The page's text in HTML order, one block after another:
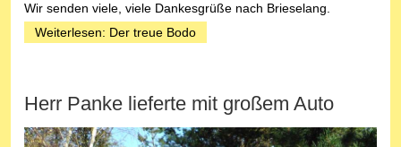
Wir senden viele, viele Dankesgrüße nach Brieselang.
Weiterlesen: Der treue Bodo
Herr Panke lieferte mit großem Auto